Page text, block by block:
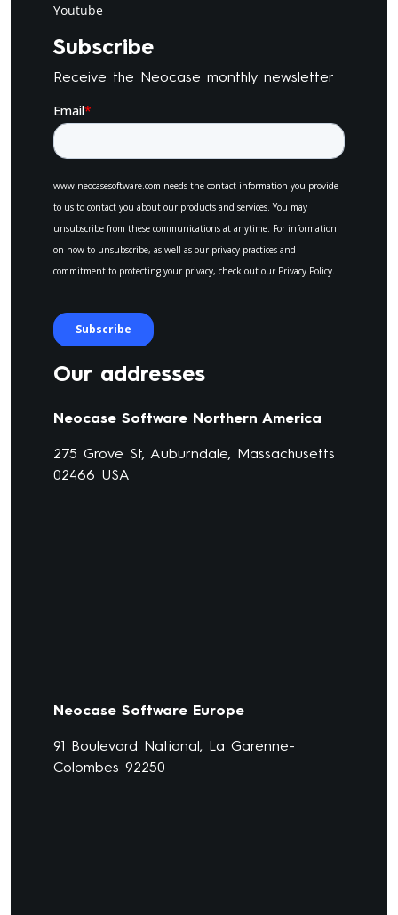
Youtube
Subscribe
Receive the Neocase monthly newsletter
Our addresses
Neocase Software Northern America
275 Grove St, Auburndale, Massachusetts
02466 USA
Neocase Software Europe
91 Boulevard National, La Garenne-
Colombes 92250